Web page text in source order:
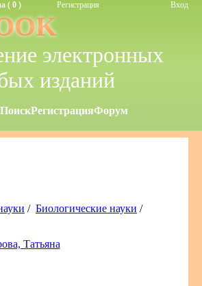
( 0 ) Регистрация Вход
электронных
изданий
ПоискРегистрацияФорум
/ Биологические науки /
Татьяна